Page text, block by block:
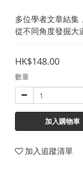
多位學者文章結集
從不同角度發掘大
HK$148.00
數量
加入購物車
加入追蹤清單